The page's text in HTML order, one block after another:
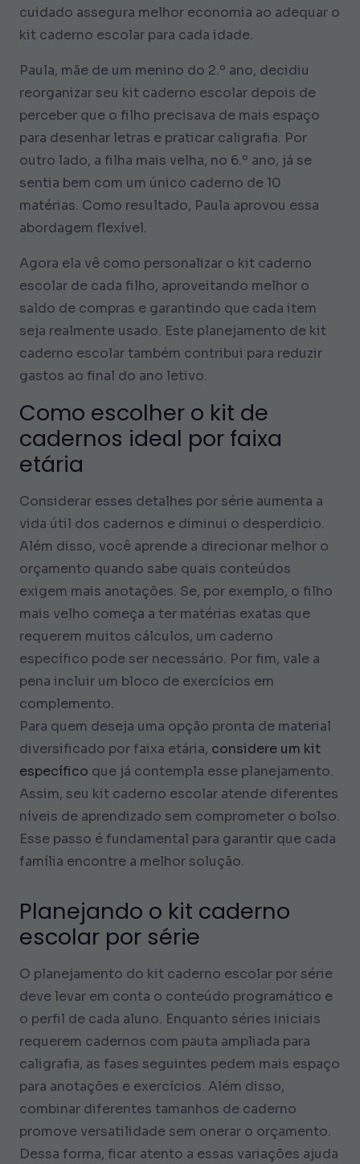
cuidado assegura melhor economia ao adequar o
kit caderno escolar para cada idade.
Paula, mãe de um menino do 2.º ano, decidiu
reorganizar seu kit caderno escolar depois de
perceber que o filho precisava de mais espaço
para desenhar letras e praticar caligrafia. Por
outro lado, a filha mais velha, no 6.º ano, já se
sentia bem com um único caderno de 10
matérias. Como resultado, Paula aprovou essa
abordagem flexível.
Agora ela vê como personalizar o kit caderno
escolar de cada filho, aproveitando melhor o
saldo de compras e garantindo que cada item
seja realmente usado. Este planejamento de kit
caderno escolar também contribui para reduzir
gastos ao final do ano letivo.
Como escolher o kit de
cadernos ideal por faixa
etária
Considerar esses detalhes por série aumenta a
vida útil dos cadernos e diminui o desperdício.
Além disso, você aprende a direcionar melhor o
orçamento quando sabe quais conteúdos
exigem mais anotações. Se, por exemplo, o filho
mais velho começa a ter matérias exatas que
requerem muitos cálculos, um caderno
específico pode ser necessário. Por fim, vale a
pena incluir um bloco de exercícios em
complemento.
Para quem deseja uma opção pronta de material
diversificado por faixa etária, considere um kit
específico que já contempla esse planejamento.
Assim, seu kit caderno escolar atende diferentes
níveis de aprendizado sem comprometer o bolso.
Esse passo é fundamental para garantir que cada
família encontre a melhor solução.
Planejando o kit caderno
escolar por série
O planejamento do kit caderno escolar por série
deve levar em conta o conteúdo programático e
o perfil de cada aluno. Enquanto séries iniciais
requerem cadernos com pauta ampliada para
caligrafia, as fases seguintes pedem mais espaço
para anotações e exercícios. Além disso,
combinar diferentes tamanhos de caderno
promove versatilidade sem onerar o orçamento.
Dessa forma, ficar atento a essas variações ajuda